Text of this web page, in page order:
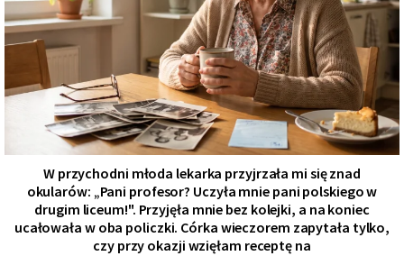
W przychodni młoda lekarka przyjrzała mi się znad
okularów: „Pani profesor? Uczyła mnie pani polskiego w
drugim liceum!". Przyjęła mnie bez kolejki, a na koniec
ucałowała w oba policzki. Córka wieczorem zapytała tylko,
czy przy okazji wzięłam receptę na